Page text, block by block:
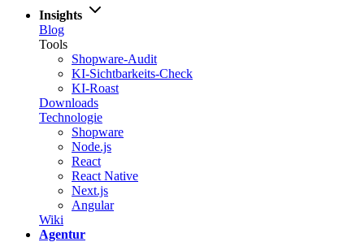
Insights
Blog
Tools
Shopware-Audit
KI-Sichtbarkeits-Check
KI-Roast
Downloads
Technologie
Shopware
Node.js
React
React Native
Next.js
Angular
Wiki
Agentur